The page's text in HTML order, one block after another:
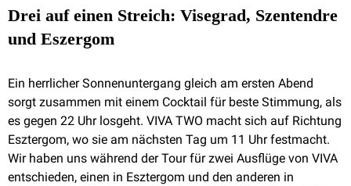
Drei auf einen Streich: Visegrad, Szentendre
und Eszergom
Ein herrlicher Sonnenuntergang gleich am ersten Abend
sorgt zusammen mit einem Cocktail für beste Stimmung, als
es gegen 22 Uhr losgeht. VIVA TWO macht sich auf Richtung
Esztergom, wo sie am nächsten Tag um 11 Uhr festmacht.
Wir haben uns während der Tour für zwei Ausflüge von VIVA
entschieden, einen in Esztergom und den anderen in